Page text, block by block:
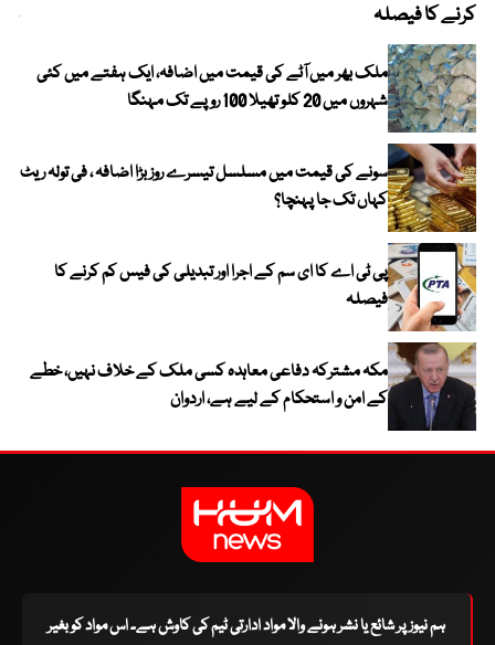
کرنے کا فیصلہ
ملک بھر میں آٹے کی قیمت میں اضافہ، ایک ہفتے میں کئی
شہروں میں 20 کلو تھیلا 100 روپے تک مہنگا
سونے کی قیمت میں مسلسل تیسرے روز بڑا اضافہ ، فی تولہ ریٹ
کہاں تک جا پہنچا؟
پی ٹی اے کا ای سم کے اجرا اور تبدیلی کی فیس کم کرنے کا
فیصلہ
مکہ مشترکہ دفاعی معاہدہ کسی ملک کے خلاف نہیں، خطے
کے امن و استحکام کے لیے ہے، اردوان
ہم نیوز پر شائع یا نشر ہونے والا مواد ادارتی ٹیم کی کاوش ہے۔ اس مواد کو بغیر